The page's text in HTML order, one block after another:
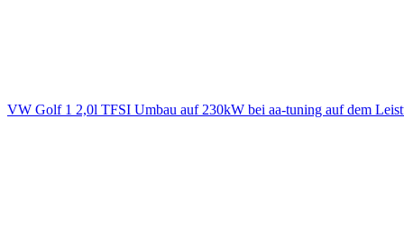
VW Golf 1 2,0l TFSI Umbau auf 230kW bei aa-tuning auf dem